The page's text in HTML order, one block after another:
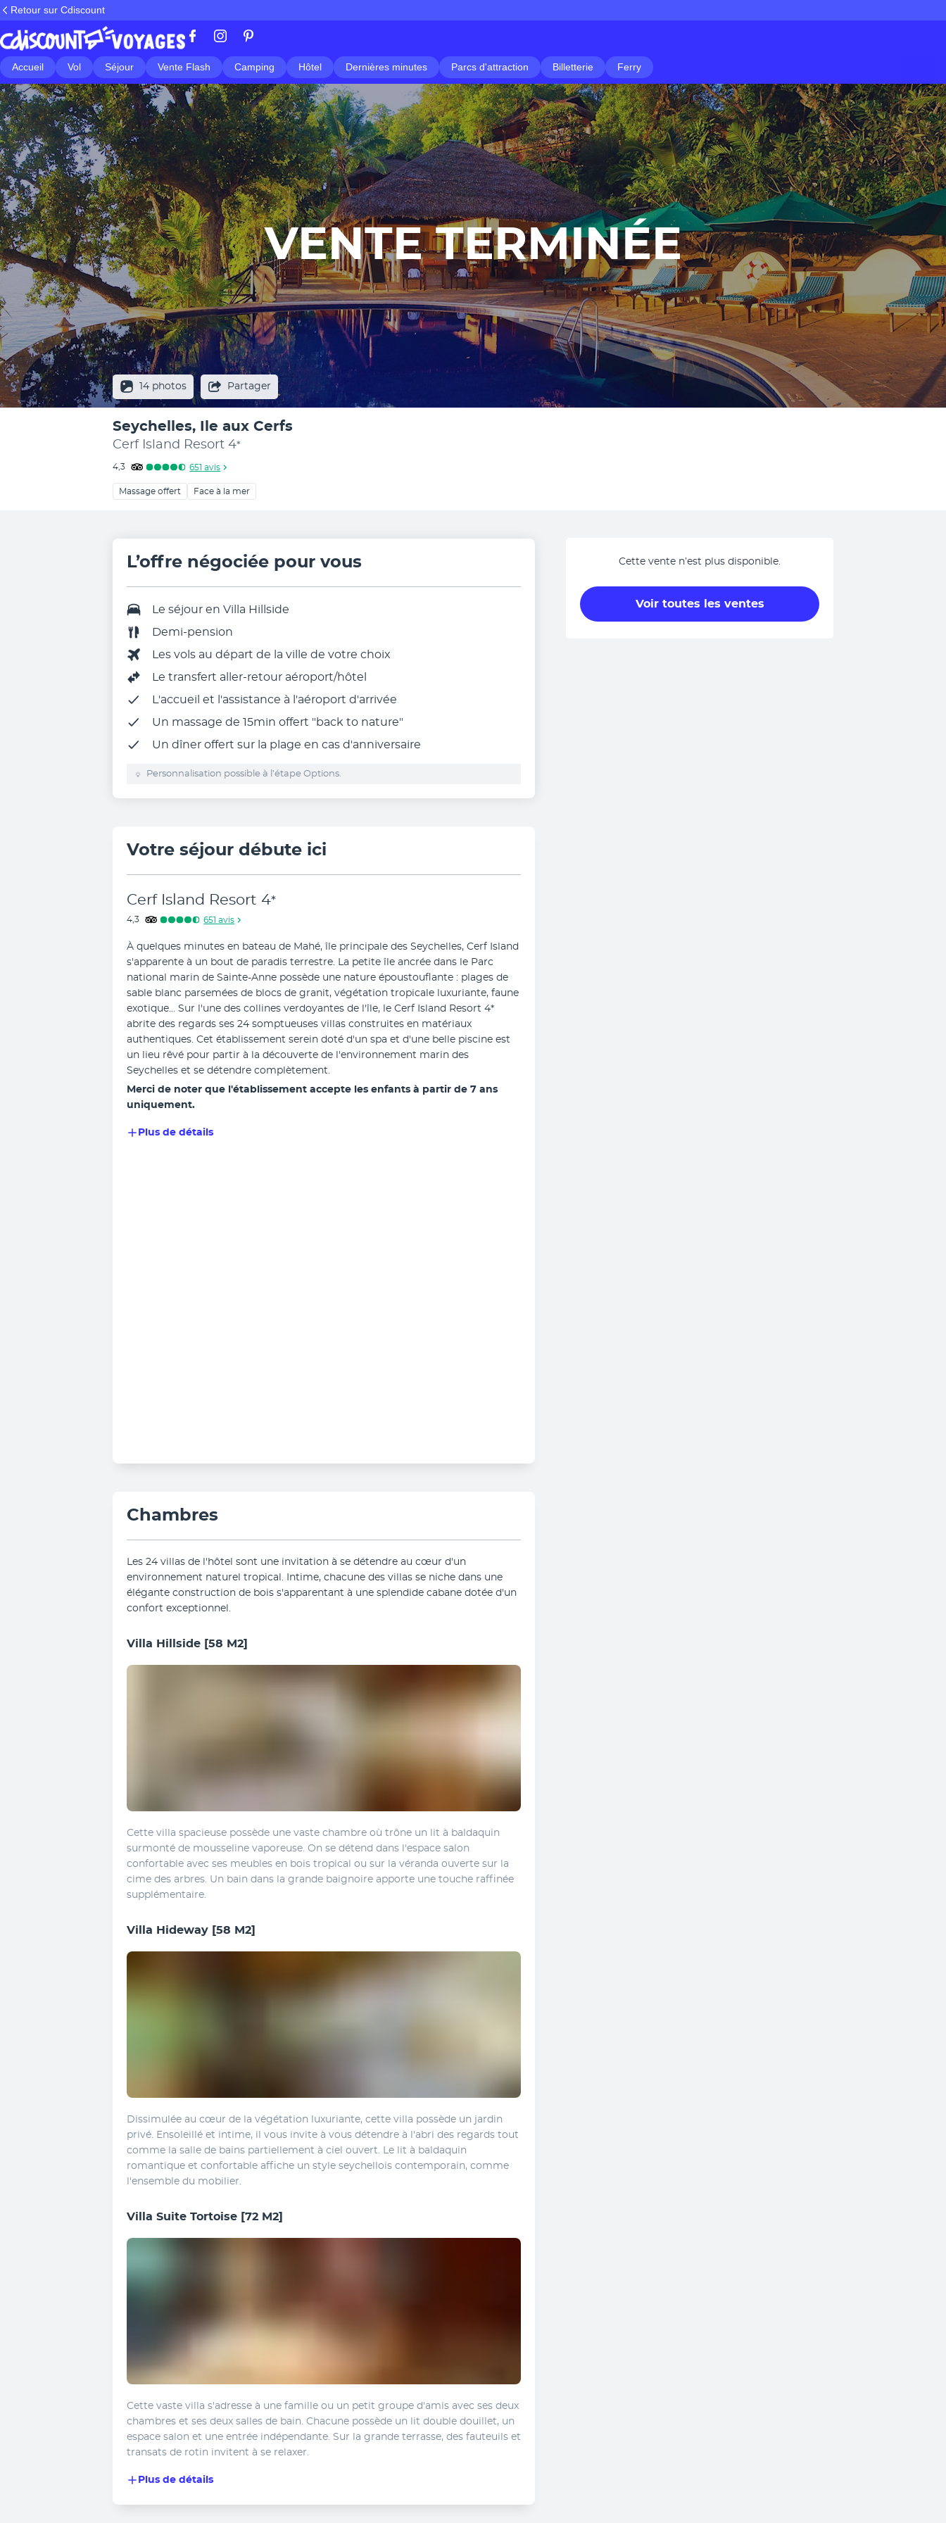
Retour sur Cdiscount
Accueil Vol Séjour Vente Flash Camping Hôtel Dernières minutes Parcs d'attraction Billetterie Ferry
VENTE TERMINÉE
14 photos Partager
Seychelles, Ile aux Cerfs
Cerf Island Resort 4*
4,3 651 avis
Massage offert Face à la mer
Cette vente n’est plus disponible.
Voir toutes les ventes
L’offre négociée pour vous
Le séjour en Villa Hillside
Demi-pension
Les vols au départ de la ville de votre choix
Le transfert aller-retour aéroport/hôtel
L'accueil et l'assistance à l'aéroport d'arrivée
Un massage de 15min offert "back to nature"
Un dîner offert sur la plage en cas d'anniversaire
Personnalisation possible à l’étape Options.
Votre séjour débute ici
Cerf Island Resort 4*
4,3 651 avis
À quelques minutes en bateau de Mahé, île principale des Seychelles, Cerf Island
s'apparente à un bout de paradis terrestre. La petite île ancrée dans le Parc
national marin de Sainte-Anne possède une nature époustouflante : plages de
sable blanc parsemées de blocs de granit, végétation tropicale luxuriante, faune
exotique... Sur l'une des collines verdoyantes de l'île, le Cerf Island Resort 4*
abrite des regards ses 24 somptueuses villas construites en matériaux
authentiques. Cet établissement serein doté d'un spa et d'une belle piscine est
un lieu rêvé pour partir à la découverte de l'environnement marin des
Seychelles et se détendre complètement.
Merci de noter que l'établissement accepte les enfants à partir de 7 ans
uniquement.
Plus de détails
Chambres
Les 24 villas de l'hôtel sont une invitation à se détendre au cœur d'un
environnement naturel tropical. Intime, chacune des villas se niche dans une
élégante construction de bois s'apparentant à une splendide cabane dotée d'un
confort exceptionnel.
Villa Hillside [58 M2]
Cette villa spacieuse possède une vaste chambre où trône un lit à baldaquin
surmonté de mousseline vaporeuse. On se détend dans l'espace salon
confortable avec ses meubles en bois tropical ou sur la véranda ouverte sur la
cime des arbres. Un bain dans la grande baignoire apporte une touche raffinée
supplémentaire.
Villa Hideway [58 M2]
Dissimulée au cœur de la végétation luxuriante, cette villa possède un jardin
privé. Ensoleillé et intime, il vous invite à vous détendre à l'abri des regards tout
comme la salle de bains partiellement à ciel ouvert. Le lit à baldaquin
romantique et confortable affiche un style seychellois contemporain, comme
l'ensemble du mobilier.
Villa Suite Tortoise [72 M2]
Cette vaste villa s'adresse à une famille ou un petit groupe d'amis avec ses deux
chambres et ses deux salles de bain. Chacune possède un lit double douillet, un
espace salon et une entrée indépendante. Sur la grande terrasse, des fauteuils et
transats de rotin invitent à se relaxer.
Plus de détails